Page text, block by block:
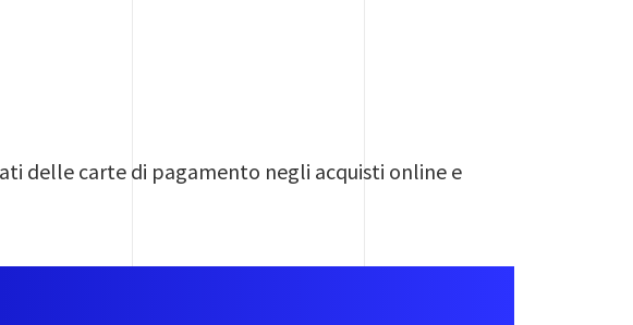
delle carte di pagamento negli acquisti online e